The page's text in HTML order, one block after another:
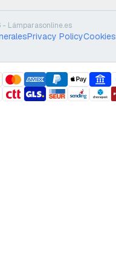
Lámparasonline.es
Privacy PolicyCookies